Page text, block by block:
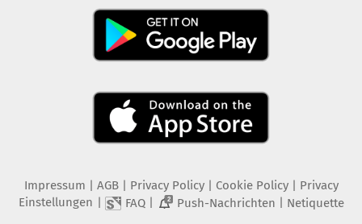
Impressum AGB Privacy Policy| Cookie Policy| Privacy
Einstellungen
FAQ| 2 Push-Nachrichten Netiquette